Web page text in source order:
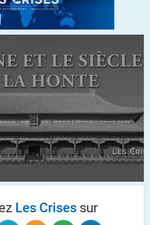
de dire que cette crise due aux banques
contribuable »
cela et je n’ai jamais entendu un
jamais commencé.
françaises ne sont en rien responsables de la
aux acteurs américains
courtiers en credit qui falcifient des
qui ne régule pas et administration fédérale
Lehman Brother).
30.12.2019 à 07h58
banques en 2008 n’a rien couté au
Les Crisessur